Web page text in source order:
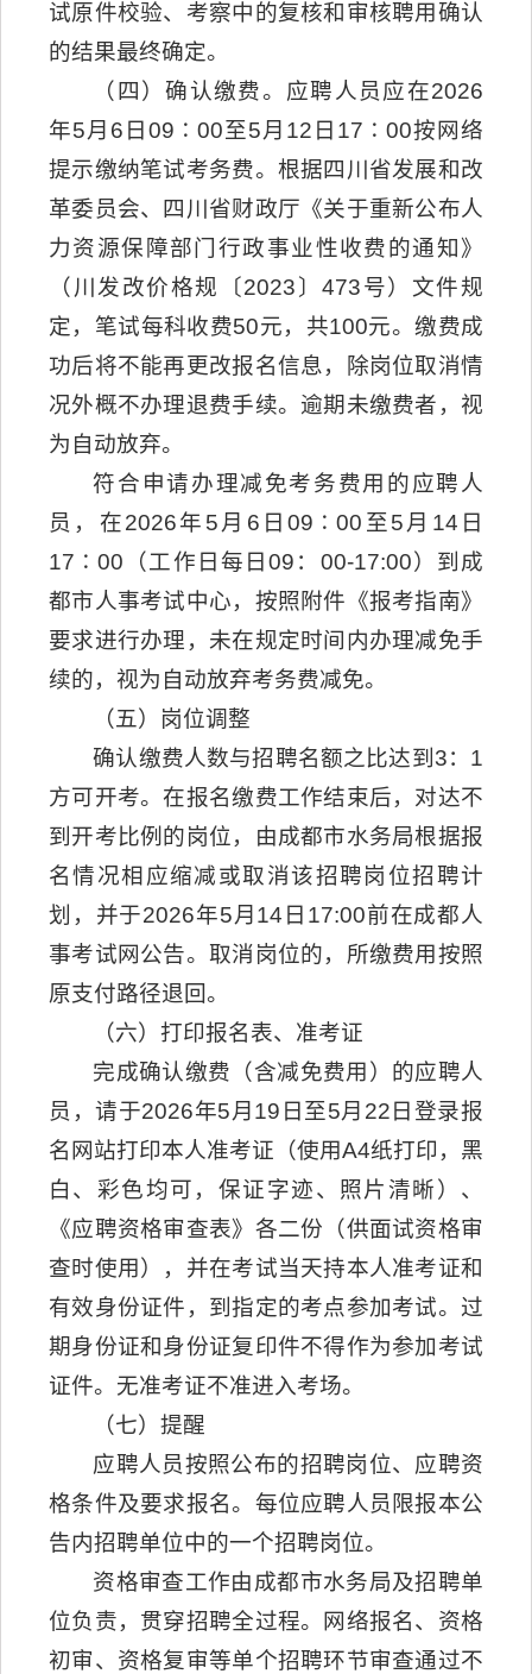
试原件校验、考察中的复核和审核聘用确认
的结果最终确定。
（四）确认缴费。应聘人员应在2026
年5月6日09∶00至5月12日17∶00按网络
提示缴纳笔试考务费。根据四川省发展和改
革委员会、四川省财政厅《关于重新公布人
力资源保障部门行政事业性收费的通知》
（川发改价格规〔2023〕473号）文件规
定，笔试每科收费50元，共100元。缴费成
功后将不能再更改报名信息，除岗位取消情
况外概不办理退费手续。逾期未缴费者，视
为自动放弃。
符合申请办理减免考务费用的应聘人
员，在2026年5月6日09∶00至5月14日
17∶00（工作日每日09：00-17:00）到成
都市人事考试中心，按照附件《报考指南》
要求进行办理，未在规定时间内办理减免手
续的，视为自动放弃考务费减免。
（五）岗位调整
确认缴费人数与招聘名额之比达到3：1
方可开考。在报名缴费工作结束后，对达不
到开考比例的岗位，由成都市水务局根据报
名情况相应缩减或取消该招聘岗位招聘计
划，并于2026年5月14日17:00前在成都人
事考试网公告。取消岗位的，所缴费用按照
原支付路径退回。
（六）打印报名表、准考证
完成确认缴费（含减免费用）的应聘人
员，请于2026年5月19日至5月22日登录报
名网站打印本人准考证（使用A4纸打印，黑
白、彩色均可，保证字迹、照片清晰）、
《应聘资格审查表》各二份（供面试资格审
查时使用），并在考试当天持本人准考证和
有效身份证件，到指定的考点参加考试。过
期身份证和身份证复印件不得作为参加考试
证件。无准考证不准进入考场。
（七）提醒
应聘人员按照公布的招聘岗位、应聘资
格条件及要求报名。每位应聘人员限报本公
告内招聘单位中的一个招聘岗位。
资格审查工作由成都市水务局及招聘单
位负责，贯穿招聘全过程。网络报名、资格
初审、资格复审等单个招聘环节审查通过不